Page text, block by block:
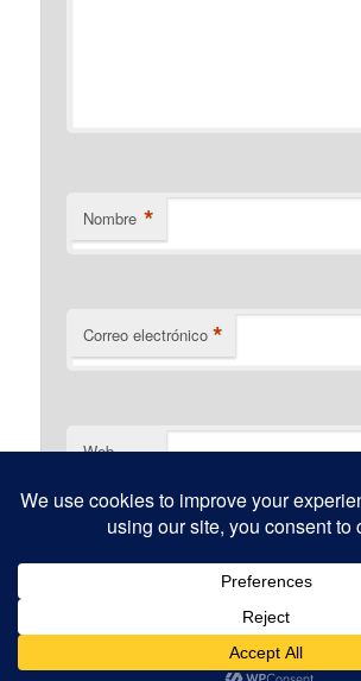
Nombre *
Correo electrónico *
Web
Funciona gracias a WordPress